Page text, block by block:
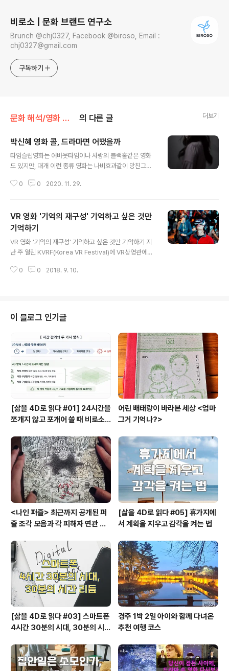
비로소 | 문화 브랜드 연구소
Brunch @chj0327, Facebook @biroso, Email :
chj0327@gmail.com
구독하기
문화 해석/영화 리뷰 의 다른 글 더보기
박신혜 영화 콜, 드라마면 어땠을까
타임슬립영화는 어바웃타임이나 사랑의 블랙홀같은 영화
도 있지만, 대개 이런 종류 영화는 나비효과같이 망친그림
돌릴 수 있다면 꼭 바꾸고 싶은 일들이 있고 그것을 해볼 수
바로 박신혜와 전종서가 열연한 영화 '콜'이다. 이 영화가
좀 더 섬뜩한 이유는 다른 영화들처럼 시공간의 이동이 자
유로운 것이 아니라는 점이다. 정확히 말하자면 주인공은
시간을 넘어갈 수는 없고 예전 선교사들의 집이라는 대저
택에 연결된 무선 전화기를 통해 음성으로면 과거와 연결
된다. 드라마 '시그널'처럼 현재와 과거의 누군가와의 교신
0 0 2020. 11. 29.
VR 영화 '기억의 재구성' 기억하고 싶은 것만
기억하기
VR 영화 '기억의 재구성' 기억하고 싶은 것만 기억하기 지
난 주 열린 KVRF(Korea VR Festival)에 VR상영관에는
(김영갑 감독, 2017, 15Min)을 경험하였습니다. VR 영화
래픽으로 처리하는 방식이든 자유로운 시선의 이동이 가능
한 공간안에 이야기를 적절하게 배치해 낼 수 있을까라는
고민이 한가득입니다. 또한 이러한 고민을 통해 찾은 몇가
지 시도가 눈에 띕니다. 일단 기억이라는 것은 머리 혹은 가
슴 혹은 추억이라는 것과 섞여 몽롱한 환상의 세계와 현실
의 그 중간쯤 ..
0 0 2018. 9. 10.
이 블로그 인기글
[삶을 4D로 읽다 #01] 24시간을
쪼개지 않고 포개어 쓸 때 비로소
어린 배태랑이 바라본 세상 <엄마
그거 기억나?>
<나인 퍼즐> 최근까지 공개된 퍼
즐 조각 모음과 각 피해자 연관 관
[삶을 4D로 읽다 #05] 휴가지에
서 계획을 지우고 감각을 켜는 법
[삶을 4D로 읽다 #03] 스마트폰
4시간 30분의 시대, 30분의 시간
경주 1박 2일 아이와 함께 다녀온
추천 여행 코스